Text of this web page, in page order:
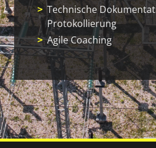
Technische
Protokollierung
Agile Coaching